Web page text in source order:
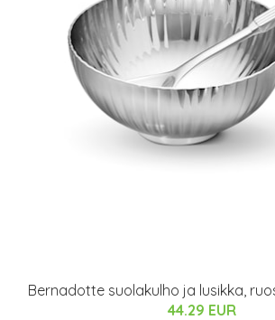
Bernadotte suolakulho ja lusikka,
44.29 EUR